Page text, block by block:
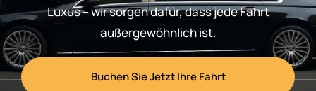
Luxus – wir sorgen dafür, dass jede Fahrt
außergewöhnlich ist.
Buchen Sie Jetzt Ihre Fahrt